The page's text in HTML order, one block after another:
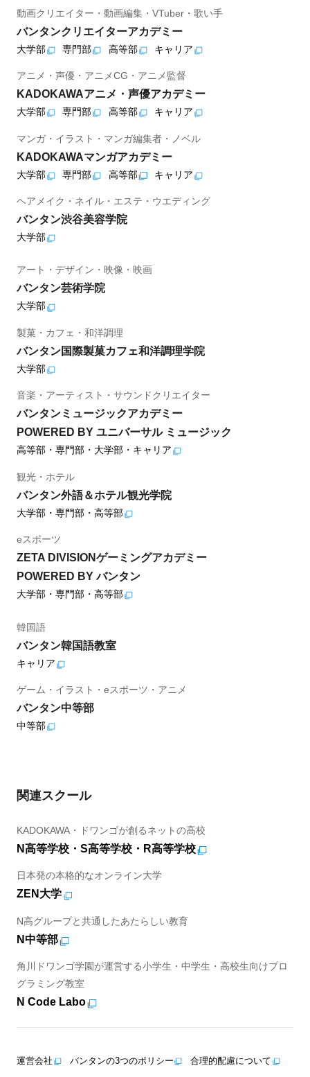
動画クリエイター・動画編集・VTuber・歌い手
バンタンクリエイターアカデミー
大学部 専門部 高等部 キャリア
アニメ・声優・アニメCG・アニメ監督
KADOKAWAアニメ・声優アカデミー
大学部 専門部 高等部 キャリア
マンガ・イラスト・マンガ編集者・ノベル
KADOKAWAマンガアカデミー
大学部 専門部 高等部 キャリア
ヘアメイク・ネイル・エステ・ウエディング
バンタン渋谷美容学院
大学部
アート・デザイン・映像・映画
バンタン芸術学院
大学部
製菓・カフェ・和洋調理
バンタン国際製菓カフェ和洋調理学院
大学部
音楽・アーティスト・サウンドクリエイター
バンタンミュージックアカデミー
POWERED BY ユニバーサル ミュージック
高等部・専門部・大学部・キャリア
観光・ホテル
バンタン外語＆ホテル観光学院
大学部・専門部・高等部
eスポーツ
ZETA DIVISIONゲーミングアカデミー
POWERED BY バンタン
大学部・専門部・高等部
韓国語
バンタン韓国語教室
キャリア
ゲーム・イラスト・eスポーツ・アニメ
バンタン中等部
中等部
関連スクール
KADOKAWA・ドワンゴが創るネットの高校
N高等学校・S高等学校・R高等学校
日本発の本格的なオンライン大学
ZEN大学
N高グループと共通したあたらしい教育
N中等部
角川ドワンゴ学園が運営する小学生・中学生・高校生向けプロ
グラミング教室
N Code Labo
運営会社 バンタンの3つのポリシー 合理的配慮について